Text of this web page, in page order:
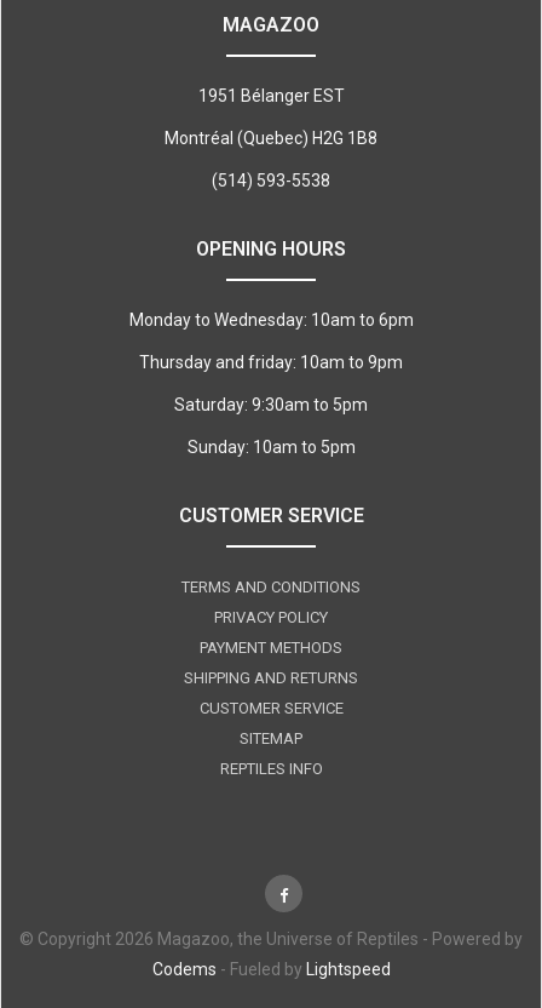
MAGAZOO
1951 Bélanger EST
Montréal (Quebec) H2G 1B8
(514) 593-5538
OPENING HOURS
Monday to Wednesday: 10am to 6pm
Thursday and friday: 10am to 9pm
Saturday: 9:30am to 5pm
Sunday: 10am to 5pm
CUSTOMER SERVICE
TERMS AND CONDITIONS
PRIVACY POLICY
PAYMENT METHODS
SHIPPING AND RETURNS
CUSTOMER SERVICE
SITEMAP
REPTILES INFO
© Copyright 2026 Magazoo, the Universe of Reptiles - Powered by
Codems - Fueled by Lightspeed